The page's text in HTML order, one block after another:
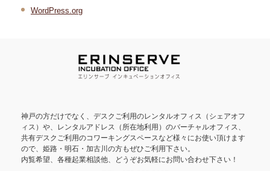
WordPress.org
神戸の方だけでなく、デスクご利用のレンタルオフィス（シェアオフ
ィス）や、レンタルアドレス（所在地利用）のバーチャルオフィス、
共有デスクご利用のコワーキングスペースなど様々にお使い頂けます
ので、姫路・明石・加古川の方もぜひご利用下さい。
内覧希望、各種起業相談他、どうぞお気軽にお問い合わせ下さい！